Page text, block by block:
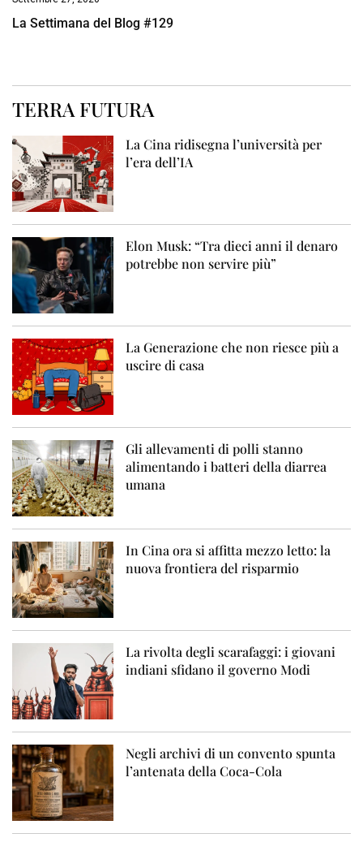
La Settimana del Blog #129
TERRA FUTURA
La Cina ridisegna l’università per
l’era dell’IA
Elon Musk: “Tra dieci anni il denaro
potrebbe non servire più”
La Generazione che non riesce più a
uscire di casa
Gli allevamenti di polli stanno
alimentando i batteri della diarrea
umana
In Cina ora si affitta mezzo letto: la
nuova frontiera del risparmio
La rivolta degli scarafaggi: i giovani
indiani sfidano il governo Modi
Negli archivi di un convento spunta
l’antenata della Coca-Cola